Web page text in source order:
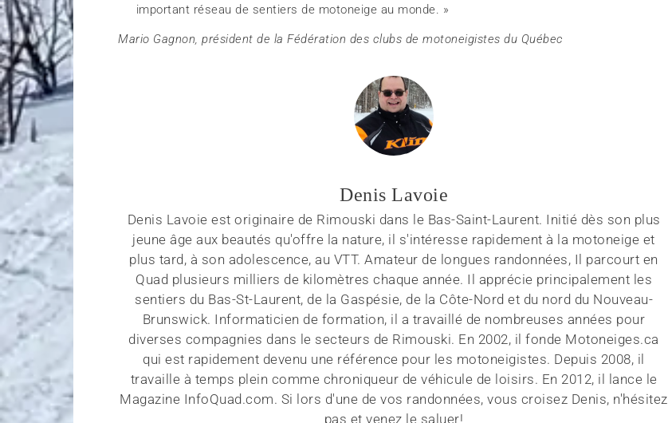
important réseau de sentiers de motoneige au monde. »
Mario Gagnon, président de la Fédération des clubs de motoneigistes du Québec
Denis Lavoie
Denis Lavoie est originaire de Rimouski dans le Bas-Saint-Laurent. Initié dès son plus
jeune âge aux beautés qu'offre la nature, il s'intéresse rapidement à la motoneige et
plus tard, à son adolescence, au VTT. Amateur de longues randonnées, Il parcourt en
Quad plusieurs milliers de kilomètres chaque année. Il apprécie principalement les
sentiers du Bas-St-Laurent, de la Gaspésie, de la Côte-Nord et du nord du Nouveau-
Brunswick. Informaticien de formation, il a travaillé de nombreuses années pour
diverses compagnies dans le secteurs de Rimouski. En 2002, il fonde Motoneiges.ca
qui est rapidement devenu une référence pour les motoneigistes. Depuis 2008, il
travaille à temps plein comme chroniqueur de véhicule de loisirs. En 2012, il lance le
Magazine InfoQuad.com. Si lors d'une de vos randonnées, vous croisez Denis, n'hésitez
pas et venez le saluer!